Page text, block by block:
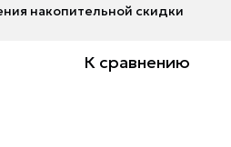
накопительной скидки
К сравнению